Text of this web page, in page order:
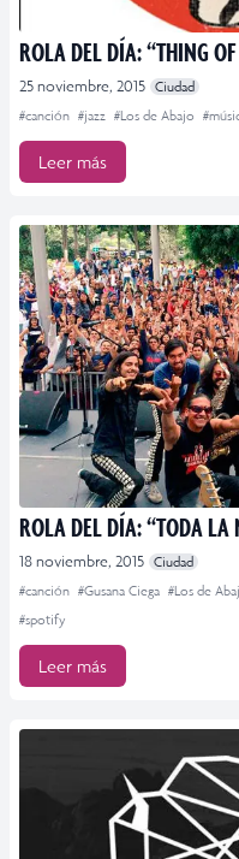
ROLA DEL DÍA: “THING
25 noviembre, 2015 Ciudad
#canción #jazz #Los de Abajo
Leer más
ROLA DEL DÍA: “TODA LA
18 noviembre, 2015 Ciudad
#canción #Gusana Ciega #Los de
#spotify
Leer más